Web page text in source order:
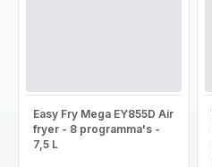
Easy Fry Mega EY855D Air
fryer - 8 programma's -
7,5 L